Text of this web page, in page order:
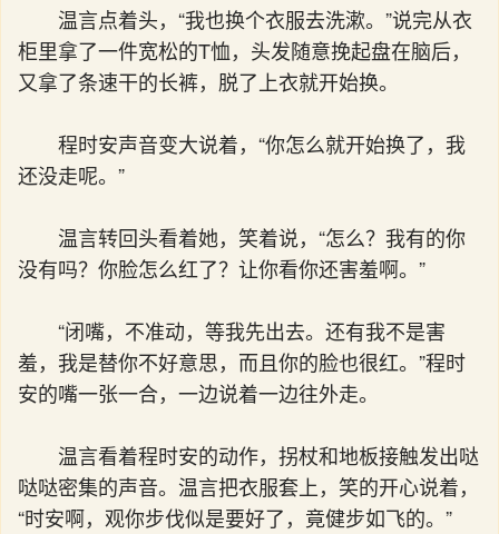
温言点着头，“我也换个衣服去洗漱。”说完从衣
柜里拿了一件宽松的T恤，头发随意挽起盘在脑后，
又拿了条速干的长裤，脱了上衣就开始换。
程时安声音变大说着，“你怎么就开始换了，我
还没走呢。”
温言转回头看着她，笑着说，“怎么？我有的你
没有吗？你脸怎么红了？让你看你还害羞啊。”
“闭嘴，不准动，等我先出去。还有我不是害
羞，我是替你不好意思，而且你的脸也很红。”程时
安的嘴一张一合，一边说着一边往外走。
温言看着程时安的动作，拐杖和地板接触发出哒
哒哒密集的声音。温言把衣服套上，笑的开心说着，
“时安啊，观你步伐似是要好了，竟健步如飞的。”